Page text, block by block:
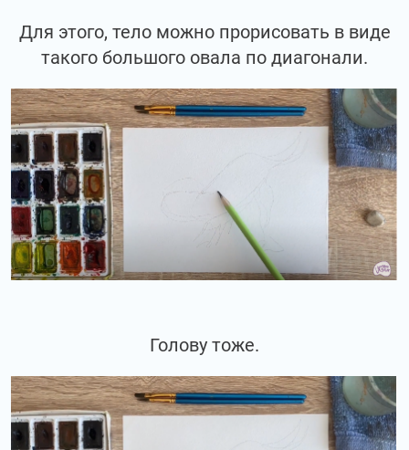
Для этого, тело можно прорисовать в виде
такого большого овала по диагонали.
Голову тоже.